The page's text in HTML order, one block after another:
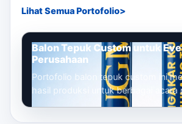
Lihat Semua Portofolio
Balon Tepuk Custom untuk
Perusahaan
Portofolio balon tepuk custom ini
hasil produksi untuk berbagai acara
mulai dari gathering, seminar, launc...